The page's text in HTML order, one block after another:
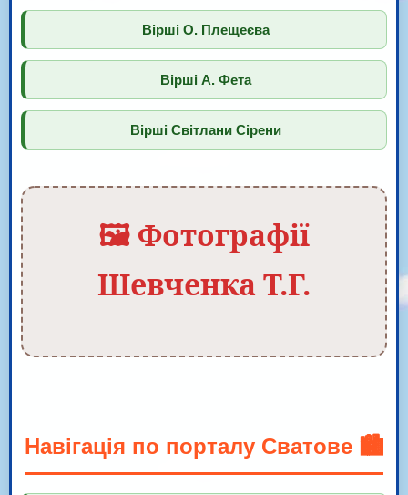
Вірші О. Плещеєва
Вірші А. Фета
Вірші Світлани Сірени
🖼️ Фотографії
Шевченка Т.Г.
Навігація по порталу Сватове 🏙️